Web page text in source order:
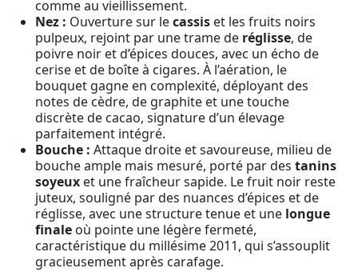
comme au vieillissement.
Nez : Ouverture sur lecassis et les fruits noirs
pulpeux, rejoint par une trame de réglisse, de
poivre noir et d’épices douces, avec un écho de
cerise et de boîte à cigares. À l’aération, le
bouquet gagne en complexité, déployant des
notes de cèdre, de graphite et une touche
discrète de cacao, signature d’un élevage
parfaitement intégré.
Bouche : Attaque droite et savoureuse, milieu de
bouche ample mais mesuré, porté par des tanins
soyeux et une fraîcheur sapide. Le fruit noir reste
juteux, souligné par des nuances d’épices et de
réglisse, avec une structure tenue et une longue
finale où pointe une légère fermeté,
caractéristique du millésime 2011, qui s’assouplit
gracieusement après carafage.